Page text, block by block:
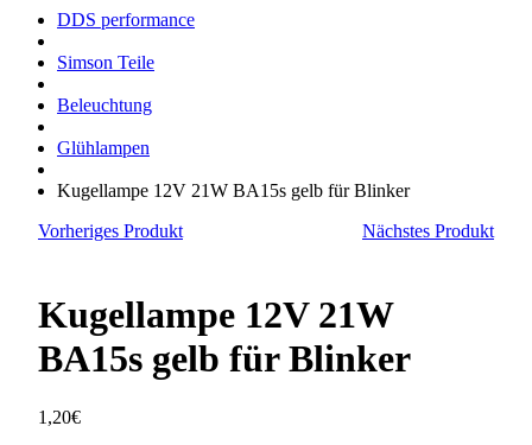
DDS performance
Simson Teile
Beleuchtung
Glühlampen
Kugellampe 12V 21W BA15s gelb für Blinker
Vorheriges Produkt
Nächstes Produkt
Kugellampe 12V 21W
BA15s gelb für Blinker
1,20€